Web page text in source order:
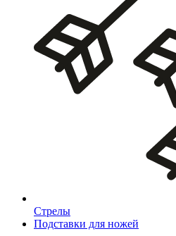
Стрелы
Подставки для ножей